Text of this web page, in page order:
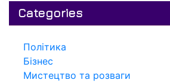
Categories
Політика
Бізнес
Мистецтво та розваги